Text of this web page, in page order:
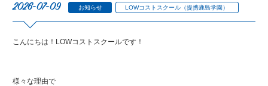
2026-07-09 お知らせ LOWコストスクール（提携鹿島学園）
こんにちは！LOWコストスクールです！
様々な理由で